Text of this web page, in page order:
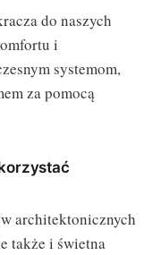
do naszych
i
systemom,
za pomocą
architektonicznych
także i świetna